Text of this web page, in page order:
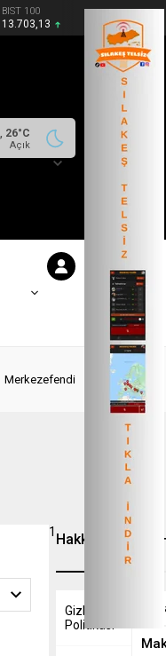
BIST 100
13.703,13
26°C
Açık
Merkezefendi
1 Hakkımızda
Gizlilik
Politikasi
Son